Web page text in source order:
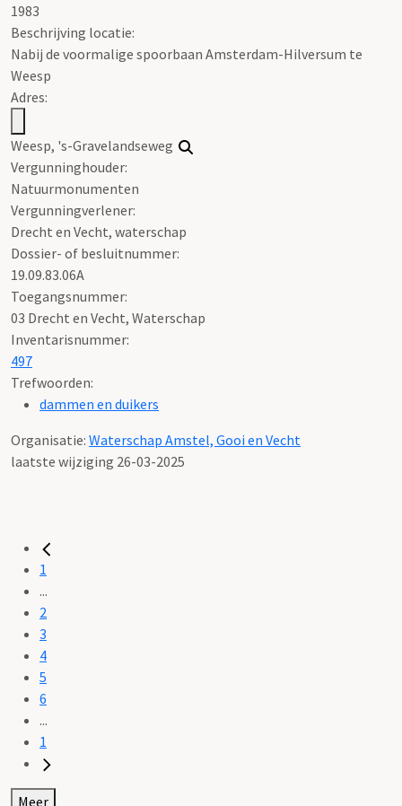
1983
Beschrijving locatie:
Nabij de voormalige spoorbaan Amsterdam-Hilversum te
Weesp
Adres:
Weesp, 's-Gravelandseweg
Vergunninghouder:
Natuurmonumenten
Vergunningverlener:
Drecht en Vecht, waterschap
Dossier- of besluitnummer:
19.09.83.06A
Toegangsnummer:
03 Drecht en Vecht, Waterschap
Inventarisnummer:
497
Trefwoorden:
dammen en duikers
Organisatie: Waterschap Amstel, Gooi en Vecht
laatste wijziging 26-03-2025
1
...
2
3
4
5
6
...
1
Meer